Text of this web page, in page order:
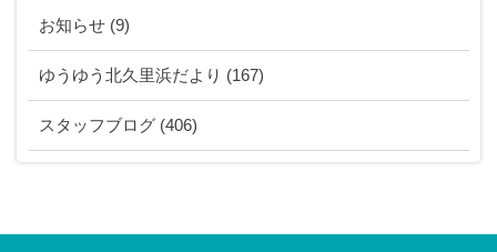
お知らせ (9)
ゆうゆう北久里浜だより (167)
スタッフブログ (406)